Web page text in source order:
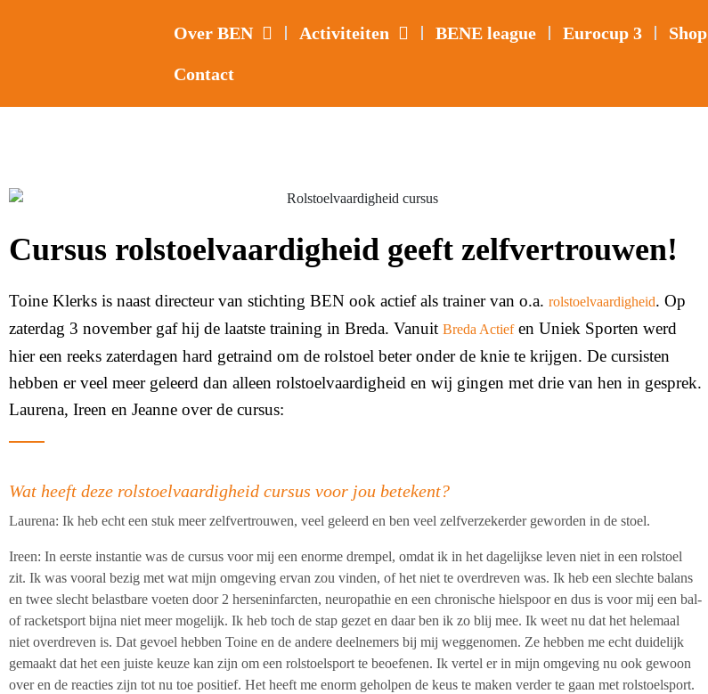
Over BEN Activiteiten BENE league Eurocup 3 Shop
Contact
Cursus rolstoelvaardigheid geeft zelfvertrouwen!
Toine Klerks is naast directeur van stichting BEN ook actief als trainer van o.a. rolstoelvaardigheid. Op
zaterdag 3 november gaf hij de laatste training in Breda. Vanuit Breda Actiefen Uniek Sporten werd
hier een reeks zaterdagen hard getraind om de rolstoel beter onder de knie te krijgen. De cursisten
hebben er veel meer geleerd dan alleen rolstoelvaardigheid en wij gingen met drie van hen in gesprek.
Laurena, Ireen en Jeanne over de cursus:
Wat heeft deze rolstoelvaardigheid cursus voor jou betekent?
Laurena: Ik heb echt een stuk meer zelfvertrouwen, veel geleerd en ben veel zelfverzekerder geworden in de stoel.
Ireen: In eerste instantie was de cursus voor mij een enorme drempel, omdat ik in het dagelijkse leven niet in een rolstoel
zit. Ik was vooral bezig met wat mijn omgeving ervan zou vinden, of het niet te overdreven was. Ik heb een slechte balans
en twee slecht belastbare voeten door 2 herseninfarcten, neuropathie en een chronische hielspoor en dus is voor mij een bal-
of racketsport bijna niet meer mogelijk. Ik heb toch de stap gezet en daar ben ik zo blij mee. Ik weet nu dat het helemaal
niet overdreven is. Dat gevoel hebben Toine en de andere deelnemers bij mij weggenomen. Ze hebben me echt duidelijk
gemaakt dat het een juiste keuze kan zijn om een rolstoelsport te beoefenen. Ik vertel er in mijn omgeving nu ook gewoon
over en de reacties zijn tot nu toe positief. Het heeft me enorm geholpen de keus te maken verder te gaan met rolstoelsport.